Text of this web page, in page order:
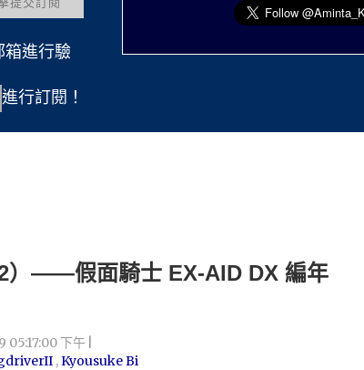
）——假面騎士 EX-AID DX 編年
05:17:00 下午
,Kyousuke Bi